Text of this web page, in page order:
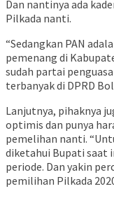
Dan nantinya ada
Pilkada nanti.
“Sedangkan PAN
pemenang di
sudah partai
terbanyak di DPRD
Lanjutnya, pihaknya
optimis dan punya
pemelihan nanti.
diketahui Bupati saat
periode. Dan yakin
pemilihan Pilkada